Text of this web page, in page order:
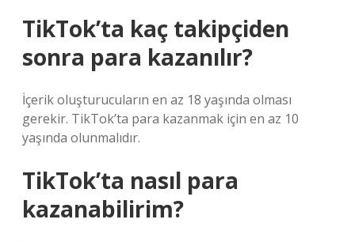
TikTok’ta kaç takipçiden
sonra para kazanılır?
İçerik oluşturucuların en az 18 yaşında olması
gerekir. TikTok’ta para kazanmak için en az 10
yaşında olunmalıdır.
TikTok’ta nasıl para
kazanabilirim?